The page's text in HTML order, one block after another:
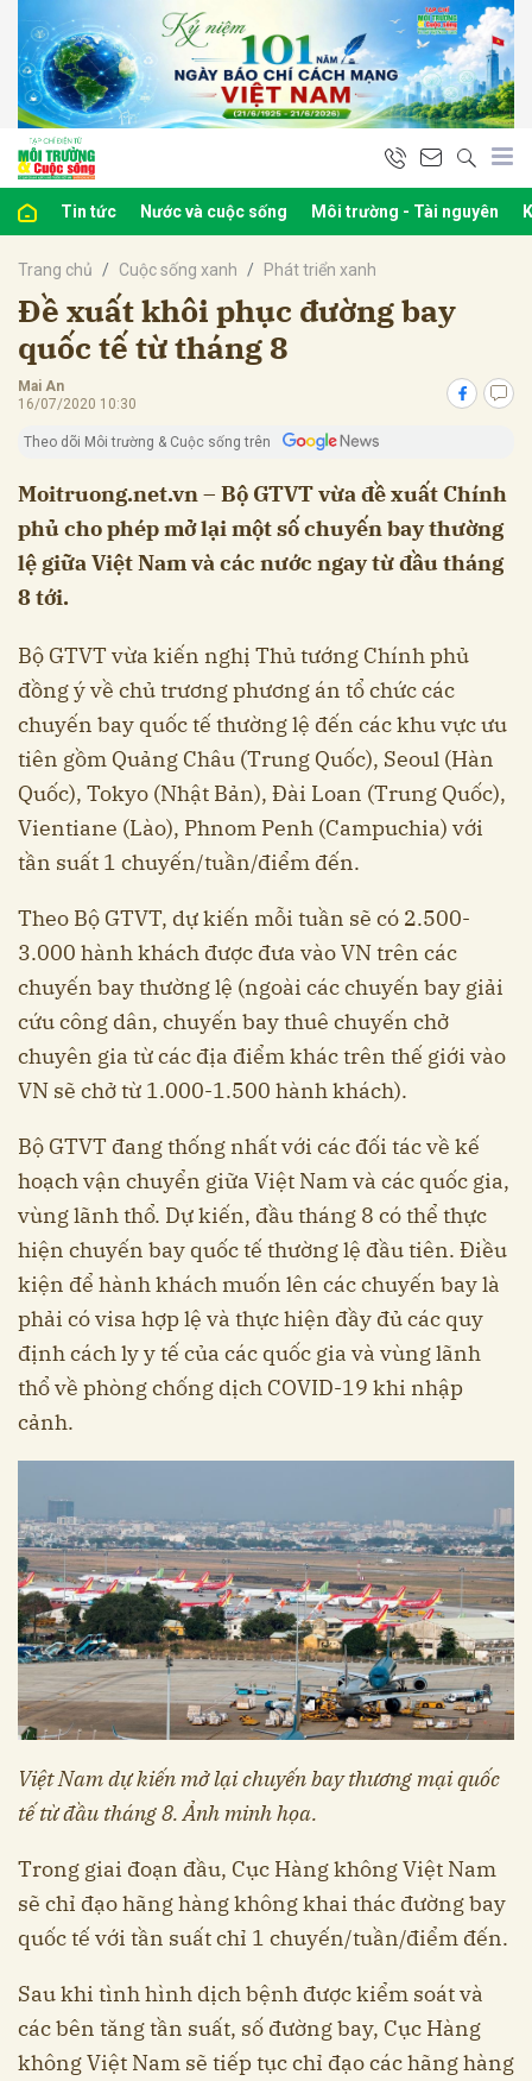
Tin tức Nước và cuộc sống Môi trường - Tài nguyên
Trang chủ Cuộc sống xanh Phát triển xanh
Đề xuất khôi phục đường bay
quốc tế từ tháng 8
Mai An
16/07/2020 10:30
Theo dõi Môi trường & Cuộc sống trên
Moitruong.net.vn – Bộ GTVT vừa đề xuất Chính
phủ cho phép mở lại một số chuyến bay thường
lệ giữa Việt Nam và các nước ngay từ đầu tháng
8 tới.
Bộ GTVT vừa kiến nghị Thủ tướng Chính phủ
đồng ý về chủ trương phương án tổ chức các
chuyến bay quốc tế thường lệ đến các khu vực ưu
tiên gồm Quảng Châu (Trung Quốc), Seoul (Hàn
Quốc), Tokyo (Nhật Bản), Đài Loan (Trung Quốc),
Vientiane (Lào), Phnom Penh (Campuchia) với
tần suất 1 chuyến/tuần/điểm đến.
Theo Bộ GTVT, dự kiến mỗi tuần sẽ có 2.500-
3.000 hành khách được đưa vào VN trên các
chuyến bay thường lệ (ngoài các chuyến bay giải
cứu công dân, chuyến bay thuê chuyến chở
chuyên gia từ các địa điểm khác trên thế giới vào
VN sẽ chở từ 1.000-1.500 hành khách).
Bộ GTVT đang thống nhất với các đối tác về kế
hoạch vận chuyển giữa Việt Nam và các quốc gia,
vùng lãnh thổ. Dự kiến, đầu tháng 8 có thể thực
hiện chuyến bay quốc tế thường lệ đầu tiên. Điều
kiện để hành khách muốn lên các chuyến bay là
phải có visa hợp lệ và thực hiện đầy đủ các quy
định cách ly y tế của các quốc gia và vùng lãnh
thổ về phòng chống dịch COVID-19 khi nhập
cảnh.
Việt Nam dự kiến mở lại chuyến bay thương mại quốc
tế từ đầu tháng 8. Ảnh minh họa.
Trong giai đoạn đầu, Cục Hàng không Việt Nam
sẽ chỉ đạo hãng hàng không khai thác đường bay
quốc tế với tần suất chỉ 1 chuyến/tuần/điểm đến.
Sau khi tình hình dịch bệnh được kiểm soát và
các bên tăng tần suất, số đường bay, Cục Hàng
không Việt Nam sẽ tiếp tục chỉ đạo các hãng hàng
luận